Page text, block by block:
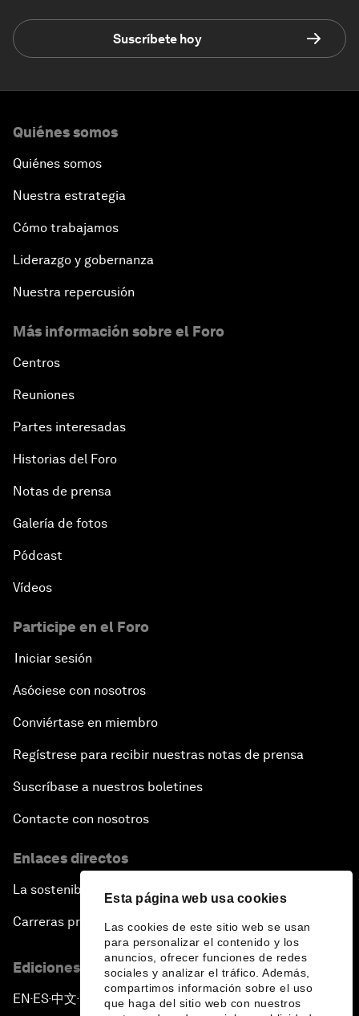
Esta página web usa cookies
Las cookies de este sitio web se usan
para personalizar el contenido y los
anuncios, ofrecer funciones de redes
sociales y analizar el tráfico. Además,
compartimos información sobre el uso
que haga del sitio web con nuestros
Suscríbete hoy
Quiénes somos
Quiénes somos
Nuestra estrategia
Cómo trabajamos
Liderazgo y gobernanza
Nuestra repercusión
Más información sobre el Foro
Centros
Reuniones
Partes interesadas
Historias del Foro
Notas de prensa
Galería de fotos
Pódcast
Vídeos
Participe en el Foro
Iniciar sesión
Asóciese con nosotros
Conviértase en miembro
Regístrese para recibir nuestras notas de prensa
Suscríbase a nuestros boletines
Contacte con nosotros
Enlaces directos
La sostenibilidad en el Foro
Carreras profesionales
Ediciones en otros idiomas
EN ▪ES▪中文▪ 日本語